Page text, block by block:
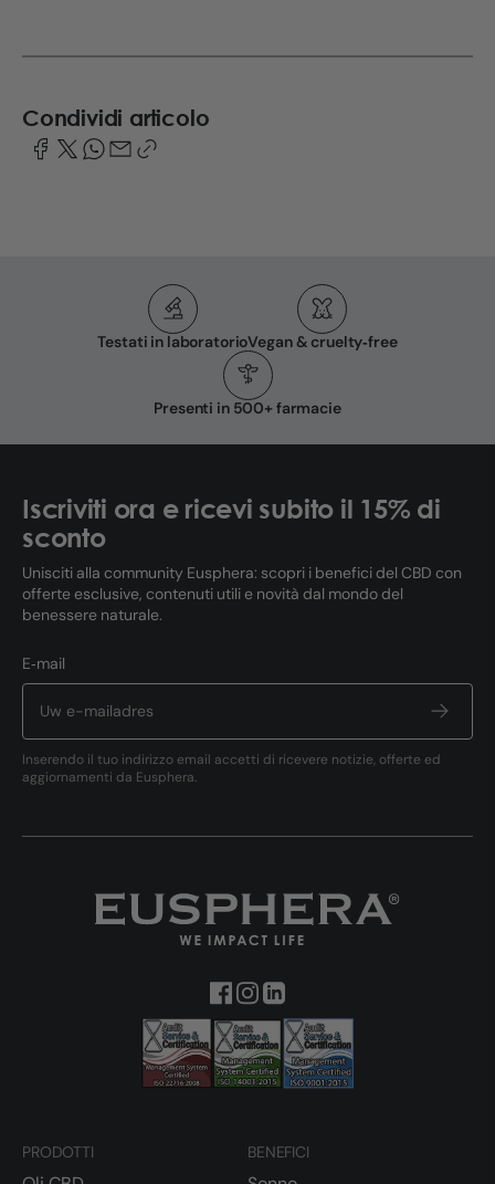
Condividi articolo
Testati in laboratorioVegan & cruelty‑free
Presenti in 500+ farmacie
Iscriviti ora e ricevi subito il 15% di
sconto
Unisciti alla community Eusphera: scopri i benefici del CBD con
offerte esclusive, contenuti utili e novità dal mondo del
benessere naturale.
E‑mail
Inserendo il tuo indirizzo email accetti di ricevere notizie, offerte ed
aggiornamenti da Eusphera.
PRODOTTI BENEFICI